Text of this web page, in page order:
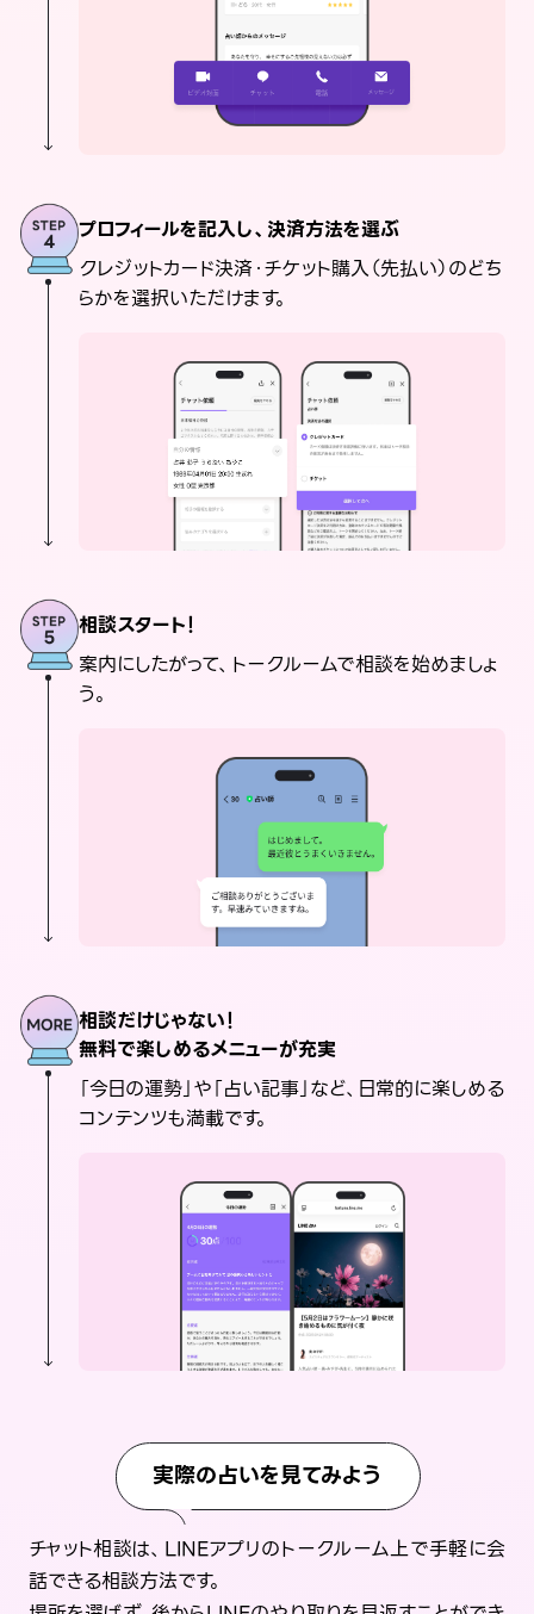
プロフィールを記入し、決済方法を選ぶ
クレジットカード決済・チケット購入（先払い）のどち
らかを選択いただけます。
相談スタート！
案内にしたがって、トークルームで相談を始めましょ
う。
相談だけじゃない！
無料で楽しめるメニューが充実
「今日の運勢」や「占い記事」など、日常的に楽しめる
コンテンツも満載です。
実際の占いを見てみよう
チャット相談は、LINEアプリのトークルーム上で手軽に会
話できる相談方法です。